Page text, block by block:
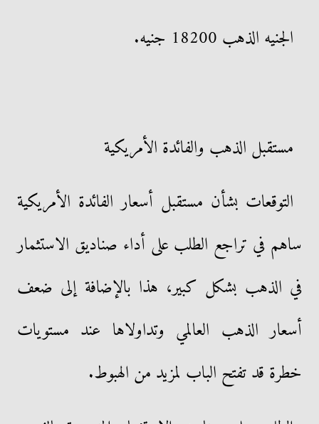
الجنيه الذهب 18200 جنيه.
مستقبل الذهب والفائدة الأمريكية
التوقعات بشأن مستقبل أسعار الفائدة الأمريكية
ساهم في تراجع الطلب على أداء صناديق الاستثمار
في الذهب بشكل كبير، هذا بالإضافة إلى ضعف
أسعار الذهب العالمي وتداولاها عند مستويات
خطرة قد تفتح الباب لمزيد من الهبوط.